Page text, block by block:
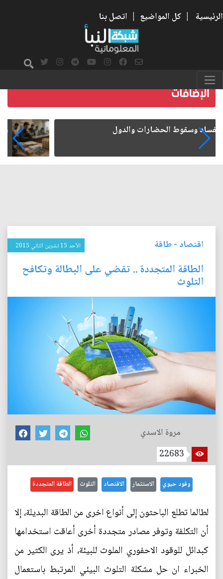
الرئيسية | كل المواضيع | اتصل بنا
رواتب الموظفين على صفيح ساخن
اقتصاد -طاقة الأحد 15 تشرين الثاني 2015
الطاقة المتجددة .. تقضي على البطالة وتكافح
التلوث
مروة الاسدي
22683
وقود حيوي الاستثمار الاقتصاد التلوث الطاقة المتجددة
لطالما تطلع الباحثون إلى أنواع اخرى من الطاقة البديلة، إلا
أن التكلفة وتوفر مصادر متجددة أخرى أعاقت استخدامها
كبدائل للوقود الاحفوري الملوث للبيئة، أذ يرى الكثير من
الخبراء ان حل مشكلة التلوث البيئي المرتبط باستعمال